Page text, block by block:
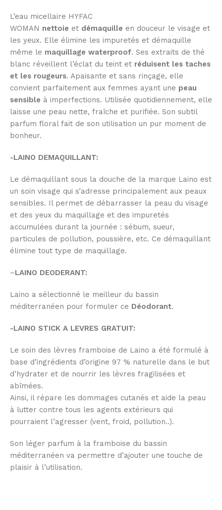
L’eau micellaire HYFAC
WOMAN nettoie et démaquille en douceur le visage et
les yeux. Elle élimine les impuretés et démaquille
même le maquillage waterproof. Ses extraits de thé
blanc réveillent l’éclat du teint et réduisent les taches
et les rougeurs. Apaisante et sans rinçage, elle
convient parfaitement aux femmes ayant une peau
sensible à imperfections. Utilisée quotidiennement, elle
laisse une peau nette, fraîche et purifiée. Son subtil
parfum floral fait de son utilisation un pur moment de
bonheur.
-LAINO DEMAQUILLANT:
Le démaquillant sous la douche de la marque Laino est
un soin visage qui s’adresse principalement aux peaux
sensibles. Il permet de débarrasser la peau du visage
et des yeux du maquillage et des impuretés
accumulées durant la journée : sébum, sueur,
particules de pollution, poussière, etc. Ce démaquillant
élimine tout type de maquillage.
–LAINO DEODERANT:
Laino a sélectionné le meilleur du bassin
méditerranéen pour formuler ce Déodorant.
-LAINO STICK A LEVRES GRATUIT:
Le soin des lèvres framboise de Laino a été formulé à
base d’ingrédients d’origine 97 % naturelle dans le but
d’hydrater et de nourrir les lèvres fragilisées et
abîmées.
Ainsi, il répare les dommages cutanés et aide la peau
à lutter contre tous les agents extérieurs qui
pourraient l’agresser (vent, froid, pollution..).
Son léger parfum à la framboise du bassin
méditerranéen va permettre d’ajouter une touche de
plaisir à l’utilisation.